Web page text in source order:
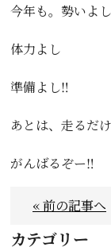
今年も。勢いよし
体力よし
準備よし‼️
あとは、走るだけ
がんばるぞー‼️
« 前の記事へ
カテゴリー